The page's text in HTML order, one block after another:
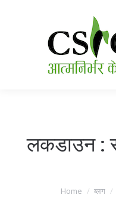
लकडाउन :
You are here:
Home ब्लग